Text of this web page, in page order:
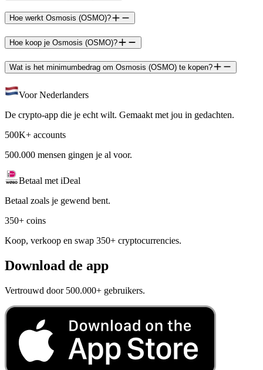
Hoe werkt Osmosis (OSMO)?
Hoe koop je Osmosis (OSMO)?
Wat is het minimumbedrag om Osmosis (OSMO) te kopen?
Voor Nederlanders
De crypto-app die je echt wilt. Gemaakt met jou in gedachten.
500K+ accounts
500.000 mensen gingen je al voor.
Betaal met iDeal
Betaal zoals je gewend bent.
350+ coins
Koop, verkoop en swap 350+ cryptocurrencies.
Download de app
Vertrouwd door 500.000+ gebruikers.